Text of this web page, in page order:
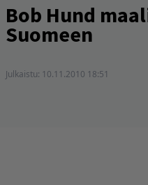
Bob Hund
Suomeen
Julkaistu: 10.11.2010 18:51